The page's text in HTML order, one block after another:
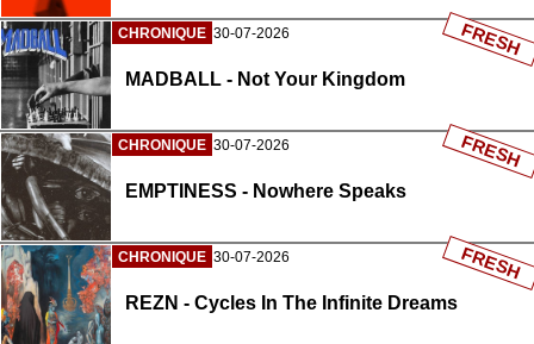
CHRONIQUE 30-07-2026
MADBALL - Not Your Kingdom
FRESH
CHRONIQUE 30-07-2026
EMPTINESS - Nowhere Speaks
FRESH
CHRONIQUE 30-07-2026
REZN - Cycles In The Infinite Dreams
FRESH